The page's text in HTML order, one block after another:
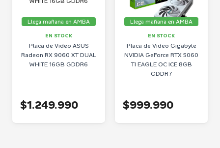
Llega mañana en AMBA
EN STOCK
Placa de Video ASUS
Radeon RX 9060 XT DUAL
WHITE 16GB GDDR6
$1.249.990
Llega mañana en AMBA
EN STOCK
Placa de Video Gigabyte
NVIDIA GeForce RTX 5060
TI EAGLE OC ICE 8GB
GDDR7
$999.990